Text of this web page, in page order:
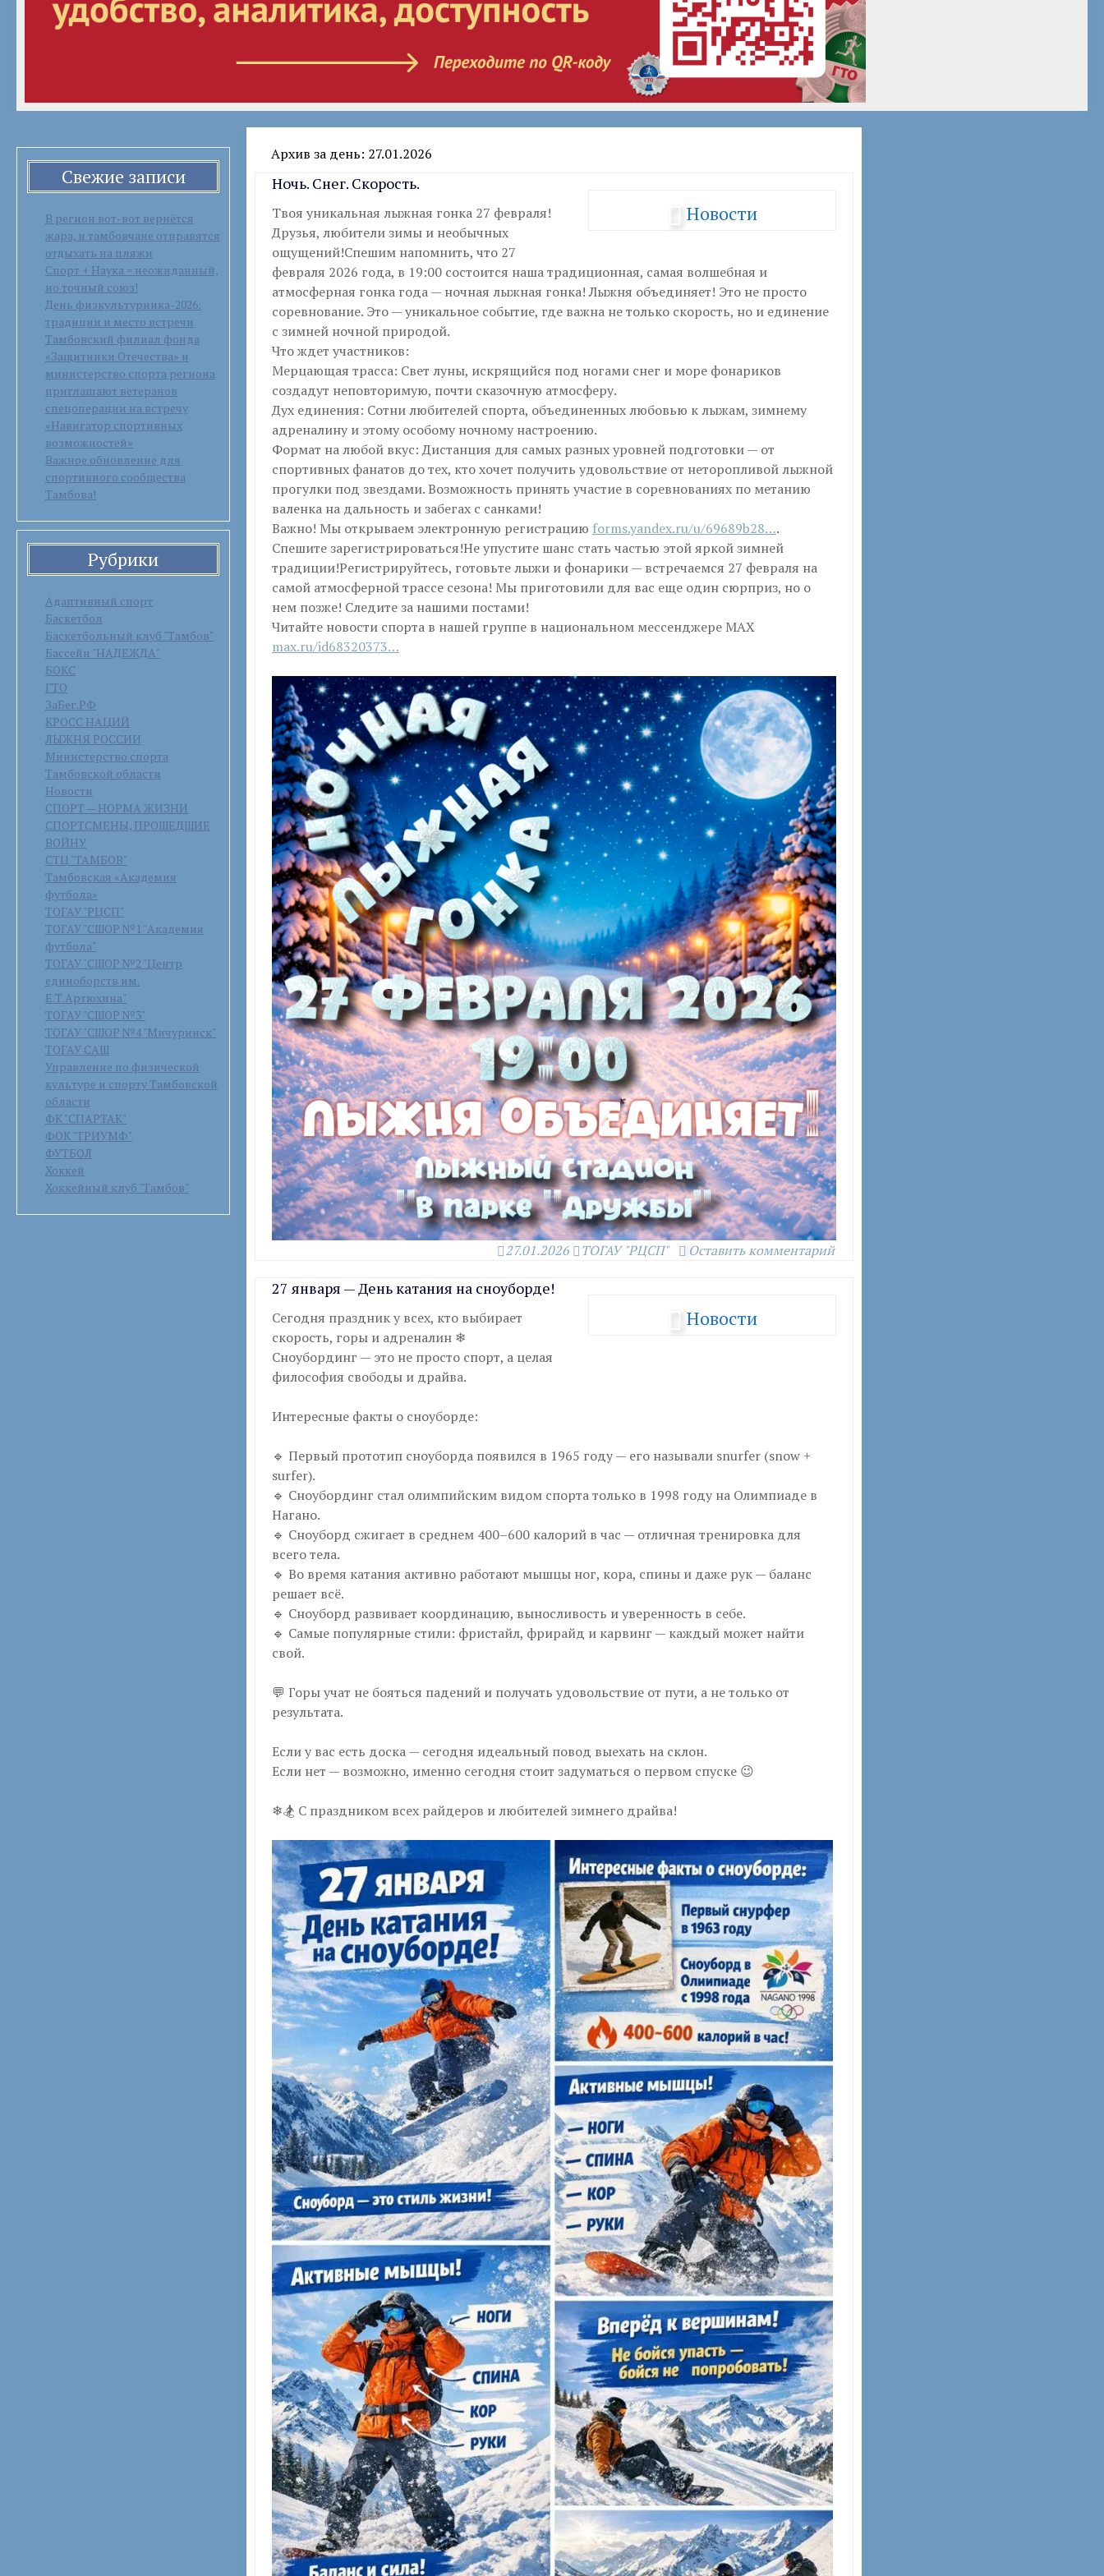
Свежие записи
В регион вот-вот вернётся
жара, и тамбовчане отправятся
отдыхать на пляжи
Спорт + Наука = неожиданный,
но точный союз!
День физкультурника-2026:
традиции и место встречи
Тамбовский филиал фонда
«Защитники Отечества» и
министерство спорта региона
приглашают ветеранов
спецоперации на встречу
«Навигатор спортивных
возможностей»
Важное обновление для
спортивного сообщества
Тамбова!
Рубрики
Адаптивный спорт
Баскетбол
Баскетбольный клуб "Тамбов"
Бассейн "НАДЕЖДА"
БОКС
ГТО
ЗаБег.РФ
КРОСС НАЦИЙ
ЛЫЖНЯ РОССИИ
Министерство спорта
Тамбовской области
Новости
СПОРТ — НОРМА ЖИЗНИ
СПОРТСМЕНЫ, ПРОШЕДШИЕ
ВОЙНУ
СТЦ "ТАМБОВ"
Тамбовская «Академия
футбола»
ТОГАУ "РЦСП"
ТОГАУ "СШОР №1 "Академия
футбола"
ТОГАУ "СШОР №2 "Центр
единоборств им.
Е.Т.Артюхина"
ТОГАУ "СШОР №3"
ТОГАУ "СШОР №4 "Мичуринск"
ТОГАУ САШ
Управление по физической
культуре и спорту Тамбовской
области
ФК "СПАРТАК"
ФОК "ТРИУМФ"
ФУТБОЛ
Хоккей
Хоккейный клуб "Тамбов"
Архив за день: 27.01.2026
Новости
Ночь. Снег. Скорость.
Твоя уникальная лыжная гонка 27 февраля!
Друзья, любители зимы и необычных
ощущений!Спешим напомнить, что 27
февраля 2026 года, в 19:00 состоится наша традиционная, самая волшебная и
атмосферная гонка года — ночная лыжная гонка! Лыжня объединяет! Это не просто
соревнование. Это — уникальное событие, где важна не только скорость, но и единение
с зимней ночной природой.
Что ждет участников:
Мерцающая трасса: Свет луны, искрящийся под ногами снег и море фонариков
создадут неповторимую, почти сказочную атмосферу.
Дух единения: Сотни любителей спорта, объединенных любовью к лыжам, зимнему
адреналину и этому особому ночному настроению.
Формат на любой вкус: Дистанция для самых разных уровней подготовки — от
спортивных фанатов до тех, кто хочет получить удовольствие от неторопливой лыжной
прогулки под звездами. Возможность принять участие в соревнованиях по метанию
валенка на дальность и забегах с санками!
Важно! Мы открываем электронную регистрацию forms.yandex.ru/u/69689b28….
Спешите зарегистрироваться!Не упустите шанс стать частью этой яркой зимней
традиции!Регистрируйтесь, готовьте лыжи и фонарики — встречаемся 27 февраля на
самой атмосферной трассе сезона! Мы приготовили для вас еще один сюрприз, но о
нем позже! Следите за нашими постами!
Читайте новости спорта в нашей группе в национальном мессенджере MAX
max.ru/id68320373…
27.01.2026 ТОГАУ "РЦСП" Оставить комментарий
Новости
27 января — День катания на сноуборде!
Сегодня праздник у всех, кто выбирает
скорость, горы и адреналин ❄
Сноубординг — это не просто спорт, а целая
философия свободы и драйва.
Интересные факты о сноуборде:
🔹 Первый прототип сноуборда появился в 1965 году — его называли snurfer (snow +
surfer).
🔹 Сноубординг стал олимпийским видом спорта только в 1998 году на Олимпиаде в
Нагано.
🔹 Сноуборд сжигает в среднем 400–600 калорий в час — отличная тренировка для
всего тела.
🔹 Во время катания активно работают мышцы ног, кора, спины и даже рук — баланс
решает всё.
🔹 Сноуборд развивает координацию, выносливость и уверенность в себе.
🔹 Самые популярные стили: фристайл, фрирайд и карвинг — каждый может найти
свой.
💬 Горы учат не бояться падений и получать удовольствие от пути, а не только от
результата.
Если у вас есть доска — сегодня идеальный повод выехать на склон.
Если нет — возможно, именно сегодня стоит задуматься о первом спуске 😉
❄🏂 С праздником всех райдеров и любителей зимнего драйва!